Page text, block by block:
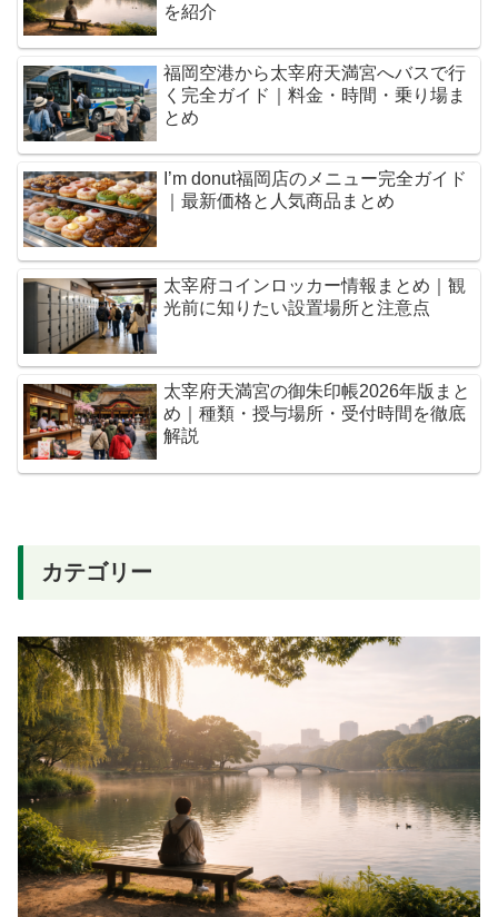
を紹介
福岡空港から太宰府天満宮へバスで行
く完全ガイド｜料金・時間・乗り場ま
とめ
I’m donut福岡店のメニュー完全ガイド
｜最新価格と人気商品まとめ
太宰府コインロッカー情報まとめ｜観
光前に知りたい設置場所と注意点
太宰府天満宮の御朱印帳2026年版まと
め｜種類・授与場所・受付時間を徹底
解説
カテゴリー